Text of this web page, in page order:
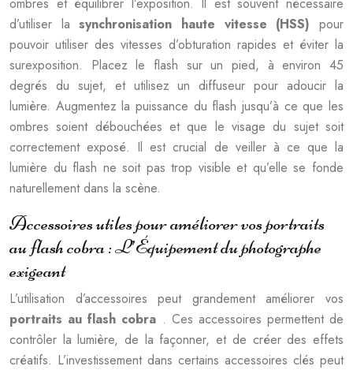
d’utiliser lasynchronisation haute vitesse (HSS)pour
pouvoir utiliser des vitesses d’obturation rapides et éviter la
surexposition. Placez le flash sur un pied, à environ 45
degrés du sujet, et utilisez un diffuseur pour adoucir la
lumière. Augmentez la puissance du flash jusqu’à ce que les
ombres soient débouchées et que le visage du sujet soit
correctement exposé. Il est crucial de veiller à ce que la
lumière du flash ne soit pas trop visible et qu’elle se fonde
naturellement dans la scène.
Accessoires utiles pour améliorer vos portraits
au flash cobra : L’Équipement du photographe
exigeant
L’utilisation d’accessoires peut grandement améliorer vos
portraits au flash cobra . Ces accessoires permettent de
contrôler la lumière, de la façonner, et de créer des effets
créatifs. L’investissement dans certains accessoires clés peut